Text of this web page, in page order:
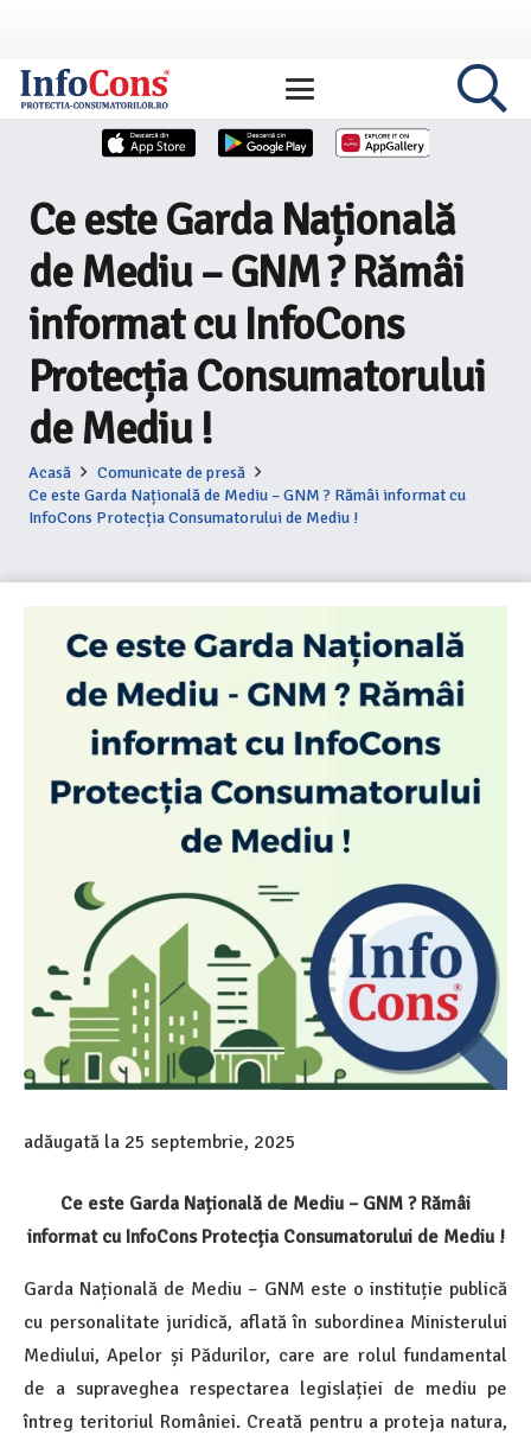
Ce este Garda Națională
de Mediu – GNM ? Rămâi
informat cu InfoCons
Protecția Consumatorului
de Mediu !
Acasă
Comunicate de presă
Ce este Garda Națională de Mediu – GNM ? Rămâi informat cu
InfoCons Protecția Consumatorului de Mediu !
adăugată la 25 septembrie, 2025
Ce este Garda Națională de Mediu – GNM ? Rămâi
informat cu InfoCons Protecția Consumatorului de Mediu !
Garda Națională de Mediu – GNM este o instituție publică
cu personalitate juridică, aflată în subordinea Ministerului
Mediului, Apelor și Pădurilor, care are rolul fundamental
de a supraveghea respectarea legislației de mediu pe
întreg teritoriul României. Creată pentru a proteja natura,